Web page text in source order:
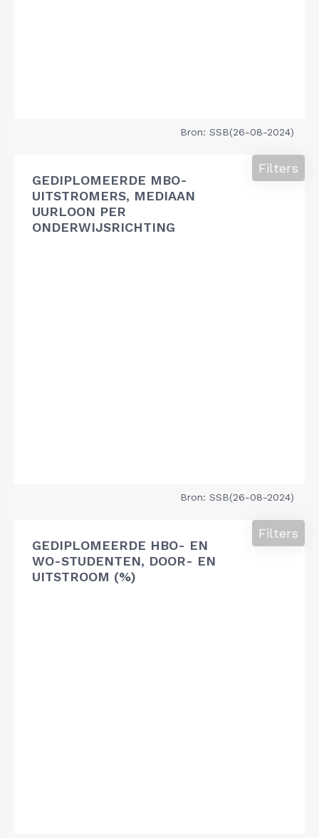
Bron: SSB(26-08-2024)
GEDIPLOMEERDE MBO-
UITSTROMERS, MEDIAAN
UURLOON PER
ONDERWIJSRICHTING
Filters
Bron: SSB(26-08-2024)
GEDIPLOMEERDE HBO- EN
WO-STUDENTEN, DOOR- EN
UITSTROOM (%)
Filters